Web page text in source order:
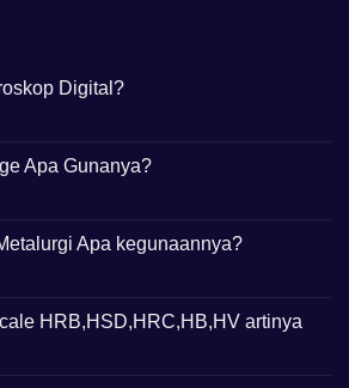
Digital?
Apa Gunanya?
Apa kegunaannya?
HRB,HSD,HRC,HB,HV artinya